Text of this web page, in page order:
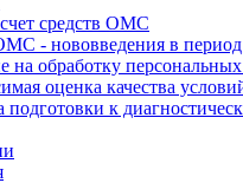
средств ОМС
- нововведения в
на обработку
оценка качества
подготовки к